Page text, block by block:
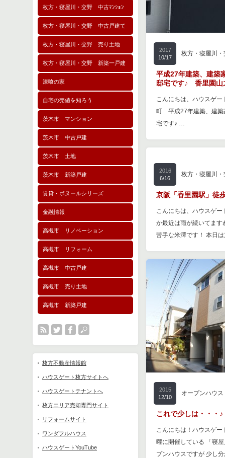
枚方・寝屋川・交野 中古ﾏﾝｼｮﾝ
枚方・寝屋川・交野 中古戸建て
枚方・寝屋川・交野 売り土地
枚方・寝屋川・交野 新築一戸建
漆喰の家
自宅の売値を知ろう
茨木市 マンション
茨木市 中古戸建
茨木市 土地
茨木市 新築戸建
賃貸・ボヌールシリーズ
金融情報
高槻市 リノベーション
高槻市 リフォーム
高槻市 中古戸建
高槻市 売り土地
高槻市 新築戸建
枚方不動産情報館
ハウスゲート枚方サイトへ
ハウスゲートテナントへ
枚方エリア売却専門サイト
リフォームサイト
ワンダフルハウス
ハウスゲートYouTube
2017
10/17
枚方・寝屋川
平成27年建築、建築
邸宅です♪ 香里園山
こんにちは、ハウスゲー
町 平成27年建築、建築
宅です♪ …
2016
6/16
枚方・寝屋川
京阪「香里園駅」徒
こんにちは、ハウスゲ
か最近は雨が続いてます
苦手な米澤です！ 本日
2015
12/10
オープンハウス
これで少しは・・・♪
こんにちは！ハウスゲ
曜に開催している 「寝
プンハウスですが 少し